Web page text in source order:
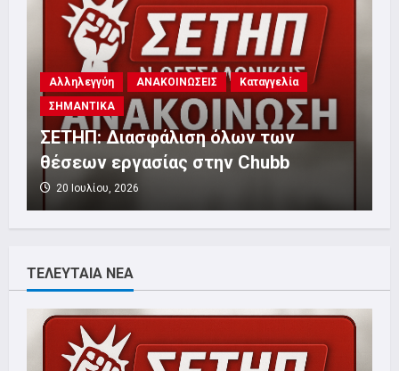
Αλληλεγγύη ΑΝΑΚΟΙΝΩΣΕΙΣ
Καταγγελία
ΣΗΜΑΝΤΙΚΑ
ΣΕΤΗΠ: Διασφάλιση όλων των
θέσεων εργασίας στην Chubb
20 Ιουλίου, 2026
ΤΕΛΕΥΤΑΙΑ ΝΕΑ